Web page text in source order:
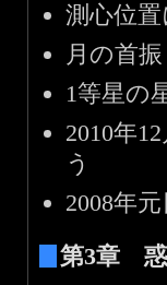
測心位
月の首
1等星の
2010年
う
2008年
第3章